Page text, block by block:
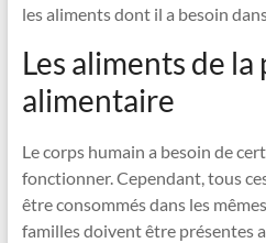
les aliments dont il a besoin
Les aliments de
alimentaire
Le corps humain a besoin de
fonctionner. Cependant, tous
être consommés dans les
familles doivent être présentes